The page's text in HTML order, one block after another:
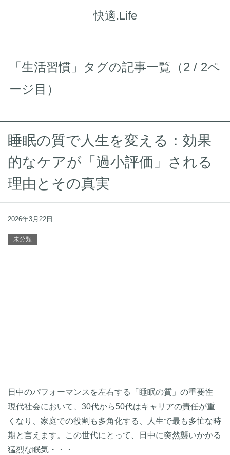
快適.Life
「生活習慣」タグの記事一覧（2 / 2ペ
ージ目）
睡眠の質で人生を変える：効果
的なケアが「過小評価」される
理由とその真実
2026年3月22日
未分類
日中のパフォーマンスを左右する「睡眠の質」の重要性
現代社会において、30代から50代はキャリアの責任が重
くなり、家庭での役割も多角化する、人生で最も多忙な時
期と言えます。この世代にとって、日中に突然襲いかかる
猛烈な眠気・・・